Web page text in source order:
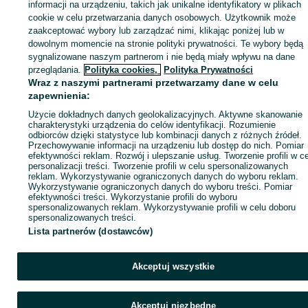
Zaloguj się lub załóż konto na OLX, aby skontaktować się z
sprzedającym
Zaloguj się / Załóż konto
informacji na urządzeniu, takich jak unikalne identyfikatory w plikach
cookie w celu przetwarzania danych osobowych. Użytkownik może
zaakceptować wybory lub zarządzać nimi, klikając poniżej lub w
dowolnym momencie na stronie polityki prywatności. Te wybory będą
sygnalizowane naszym partnerom i nie będą miały wpływu na dane
przeglądania. Polityka cookies, Polityka Prywatności
Wraz z naszymi partnerami przetwarzamy dane w celu
zapewnienia:
Użycie dokładnych danych geolokalizacyjnych. Aktywne skanowanie
charakterystyki urządzenia do celów identyfikacji. Rozumienie
odbiorców dzięki statystyce lub kombinacji danych z różnych źródeł.
Przechowywanie informacji na urządzeniu lub dostęp do nich. Pomiar
efektywności reklam. Rozwój i ulepszanie usług. Tworzenie profili w
personalizacji treści. Tworzenie profili w celu spersonalizowanych
reklam. Wykorzystywanie ograniczonych danych do wyboru reklam.
Wykorzystywanie ograniczonych danych do wyboru treści. Pomiar
efektywności treści. Wykorzystanie profili do wyboru
spersonalizowanych reklam. Wykorzystywanie profili w celu doboru
spersonalizowanych treści.
Lista partnerów (dostawców)
Akceptuj wszystkie
Akceptuj niezbędne